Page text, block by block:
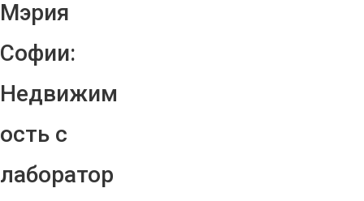
Мэрия
Софии:
Недвижим
ость с
лаборатор